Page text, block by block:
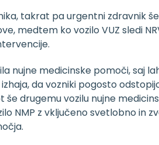
takrat pa urgentni zdravnik
medtem ko vozilo VUZ sledi
medicinske pomoči, saj
da vozniki pogosto
drugemu vozilu nujne
NMP z vključeno svetlobno in